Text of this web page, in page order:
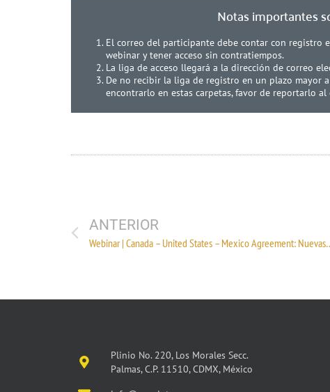
Notas importantes
El correo del participante debe contar con registro
webinar y tener acceso sin contratiempos.
La liga de acceso llegará a la dirección de correo
De no recibir la liga de registro en un plazo mayor
encontrarlo en estas carpetas, favor de reportarlo al
ANTERIOR
Webinar | Canada – United States –
Plinio No. 220, Los Morales Secc.
Palmas, C.P. 11510, CDMX, México